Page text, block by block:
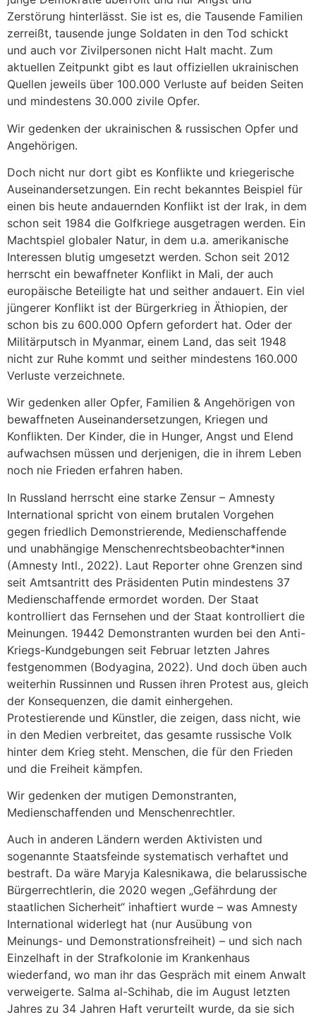
Zerstörung hinterlässt. Sie ist es, die Tausende Familien
zerreißt, tausende junge Soldaten in den Tod schickt
und auch vor Zivilpersonen nicht Halt macht. Zum
aktuellen Zeitpunkt gibt es laut offiziellen ukrainischen
Quellen jeweils über 100.000 Verluste auf beiden Seiten
und mindestens 30.000 zivile Opfer.
Wir gedenken der ukrainischen & russischen Opfer und
Angehörigen.
Doch nicht nur dort gibt es Konflikte und kriegerische
Auseinandersetzungen. Ein recht bekanntes Beispiel für
einen bis heute andauernden Konflikt ist der Irak, in dem
schon seit 1984 die Golfkriege ausgetragen werden. Ein
Machtspiel globaler Natur, in dem u.a. amerikanische
Interessen blutig umgesetzt werden. Schon seit 2012
herrscht ein bewaffneter Konflikt in Mali, der auch
europäische Beteiligte hat und seither andauert. Ein viel
jüngerer Konflikt ist der Bürgerkrieg in Äthiopien, der
schon bis zu 600.000 Opfern gefordert hat. Oder der
Militärputsch in Myanmar, einem Land, das seit 1948
nicht zur Ruhe kommt und seither mindestens 160.000
Verluste verzeichnete.
Wir gedenken aller Opfer, Familien & Angehörigen von
bewaffneten Auseinandersetzungen, Kriegen und
Konflikten. Der Kinder, die in Hunger, Angst und Elend
aufwachsen müssen und derjenigen, die in ihrem Leben
noch nie Frieden erfahren haben.
In Russland herrscht eine starke Zensur – Amnesty
International spricht von einem brutalen Vorgehen
gegen friedlich Demonstrierende, Medienschaffende
und unabhängige Menschenrechtsbeobachter*innen
(Amnesty Intl., 2022). Laut Reporter ohne Grenzen sind
seit Amtsantritt des Präsidenten Putin mindestens 37
Medienschaffende ermordet worden. Der Staat
kontrolliert das Fernsehen und der Staat kontrolliert die
Meinungen. 19442 Demonstranten wurden bei den Anti-
Kriegs-Kundgebungen seit Februar letzten Jahres
festgenommen (Bodyagina, 2022). Und doch üben auch
weiterhin Russinnen und Russen ihren Protest aus, gleich
der Konsequenzen, die damit einhergehen.
Protestierende und Künstler, die zeigen, dass nicht, wie
in den Medien verbreitet, das gesamte russische Volk
hinter dem Krieg steht. Menschen, die für den Frieden
und die Freiheit kämpfen.
Wir gedenken der mutigen Demonstranten,
Medienschaffenden und Menschenrechtler.
Auch in anderen Ländern werden Aktivisten und
sogenannte Staatsfeinde systematisch verhaftet und
bestraft. Da wäre Maryja Kalesnikawa, die belarussische
Bürgerrechtlerin, die 2020 wegen „Gefährdung der
staatlichen Sicherheit“ inhaftiert wurde – was Amnesty
International widerlegt hat (nur Ausübung von
Meinungs- und Demonstrationsfreiheit) – und sich nach
Einzelhaft in der Strafkolonie im Krankenhaus
wiederfand, wo man ihr das Gespräch mit einem Anwalt
verweigerte. Salma al-Schihab, die im August letzten
Jahres zu 34 Jahren Haft verurteilt wurde, da sie sich